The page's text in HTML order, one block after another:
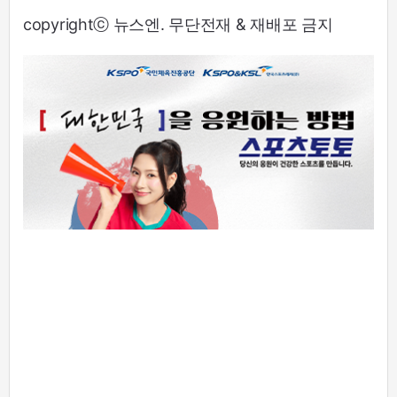
copyrightⓒ 뉴스엔. 무단전재 & 재배포 금지